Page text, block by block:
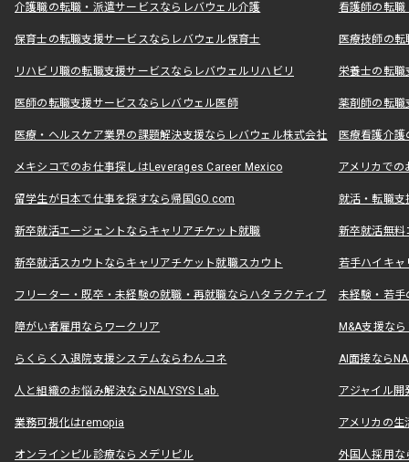
介護職の転職・派遣サービスならレバウェル介護 看護師の転
保育士の転職支援サービスならレバウェル保育士 医療技師の
リハビリ職の転職支援サービスならレバウェルリハビリ 栄養士の転
医師の転職支援サービスならレバウェル医師 薬剤師の転
医療・ヘルスケア業界の課題解決支援ならレバウェル株式会社 医療看護介
メキシコでのお仕事探しはLeverages Career Mexico アメリカで
留学生が日本で仕事を探すなら帰国GO.com 就活・転職
新卒就活エージェントならキャリアチケット就職 新卒就活無料
新卒就活スカウトならキャリアチケット就職スカウト 若手ハイキ
フリーター・既卒・未経験の就職・再就職ならハタラクティブ 未経験・若手
障がい者雇用ならワークリア M&A支援な
らくらく入退院支援システムならわんコネ AI面接なら
人と組織のお悩み解決ならNALYSYS Lab. アジャイル
業務可視化はremopia アメリカの
オンラインピル診療ならメデリピル 外国人採用